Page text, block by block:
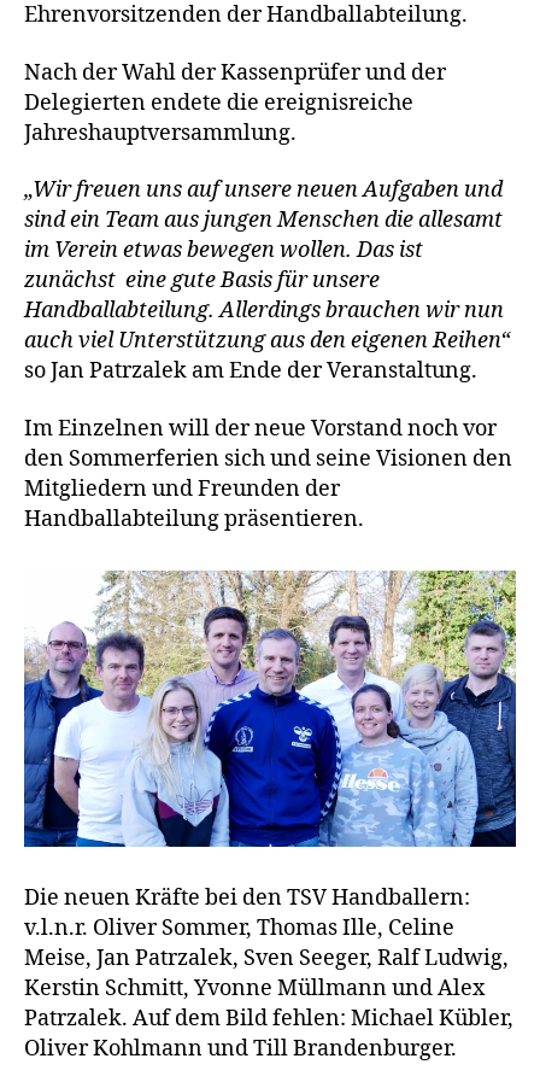
Ehrenvorsitzenden der Handballabteilung.
Nach der Wahl der Kassenprüfer und der
Delegierten endete die ereignisreiche
Jahreshauptversammlung.
„Wir freuen uns auf unsere neuen Aufgaben und
sind ein Team aus jungen Menschen die allesamt
im Verein etwas bewegen wollen. Das ist
zunächst eine gute Basis für unsere
Handballabteilung. Allerdings brauchen wir nun
auch viel Unterstützung aus den eigenen Reihen“
so Jan Patrzalek am Ende der Veranstaltung.
Im Einzelnen will der neue Vorstand noch vor
den Sommerferien sich und seine Visionen den
Mitgliedern und Freunden der
Handballabteilung präsentieren.
Die neuen Kräfte bei den TSV Handballern:
v.l.n.r. Oliver Sommer, Thomas Ille, Celine
Meise, Jan Patrzalek, Sven Seeger, Ralf Ludwig,
Kerstin Schmitt, Yvonne Müllmann und Alex
Patrzalek. Auf dem Bild fehlen: Michael Kübler,
Oliver Kohlmann und Till Brandenburger.